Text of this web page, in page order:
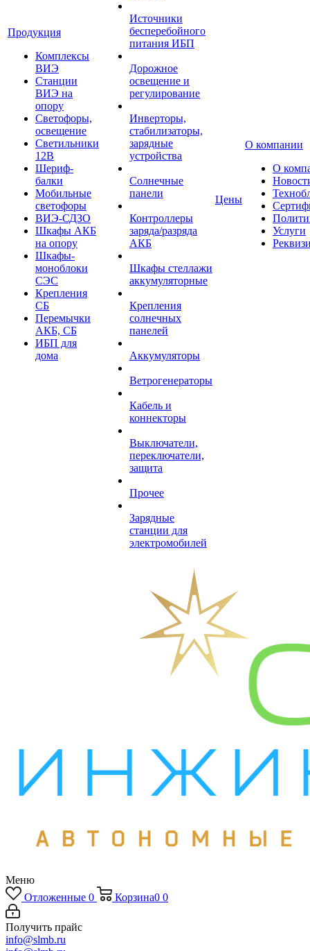
Продукция
Комплексы
ВИЭ
Станции
ВИЭ на
опору
Светофоры,
освещение
Светильники
12В
Шериф-
балки
Мобильные
светофоры
ВИЭ-СДЗО
Шкафы АКБ
на опору
Шкафы-
моноблоки
СЭС
Крепления
СБ
Перемычки
АКБ, СБ
ИБП для
дома
Источники
бесперебойного
питания ИБП
Дорожное
освещение и
регулирование
Инверторы,
стабилизаторы,
зарядные
устройства
Солнечные
панели
Контроллеры
заряда/разряда
АКБ
Шкафы стеллажи
аккумуляторные
Крепления
солнечных
панелей
Аккумуляторы
Ветрогенераторы
Кабель и
коннекторы
Выключатели,
переключатели,
защита
Прочее
Зарядные
станции для
электромобилей
Цены
О компании
О
Услуги
Меню
Отложенные 0 Корзина0 0
Получить прайс
info@slmb.ru